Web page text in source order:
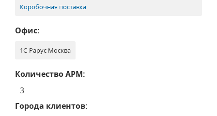
Коробочная поставка
Офис:
1С-Рарус Москва
Количество АРМ:
3
Города клиентов: